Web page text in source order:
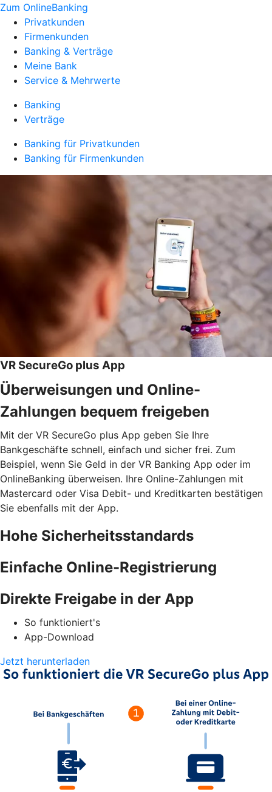
Zum OnlineBanking
Privatkunden
Firmenkunden
Banking & Verträge
Meine Bank
Service & Mehrwerte
Banking
Verträge
Banking für Privatkunden
Banking für Firmenkunden
VR SecureGo plus App
Überweisungen und Online-
Zahlungen bequem freigeben
Mit der VR SecureGo plus App geben Sie Ihre
Bankgeschäfte schnell, einfach und sicher frei. Zum
Beispiel, wenn Sie Geld in der VR Banking App oder im
OnlineBanking überweisen. Ihre Online-Zahlungen mit
Mastercard oder Visa Debit- und Kreditkarten bestätigen
Sie ebenfalls mit der App.
Hohe Sicherheitsstandards
Einfache Online-Registrierung
Direkte Freigabe in der App
So funktioniert's
App-Download
Jetzt herunterladen